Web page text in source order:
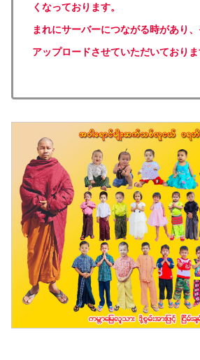
くなっております。
まれにサーバーにつながる時があり
アップロードさせていただいておりま